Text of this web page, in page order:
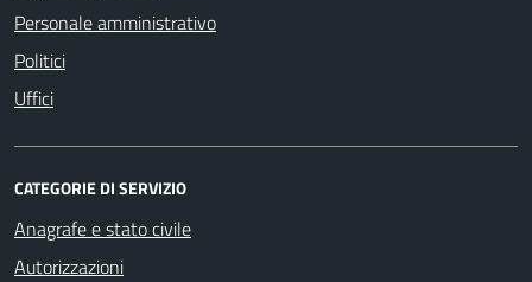
Personale amministrativo
Politici
Uffici
CATEGORIE DI SERVIZIO
Anagrafe e stato civile
Autorizzazioni